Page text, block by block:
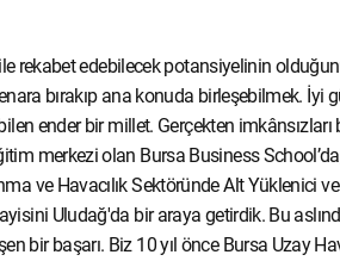
rekabet edebilecek potansiyelinin
bırakıp ana konuda birleşebilmek. İyi
ender bir millet. Gerçekten imkânsızları
merkezi olan Bursa Business
ve Havacılık Sektöründe Alt Yüklenici
Uludağ'da bir araya getirdik. Bu
bir başarı. Biz 10 yıl önce Bursa Uzay